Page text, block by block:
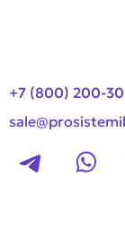
+7 (800) 200-